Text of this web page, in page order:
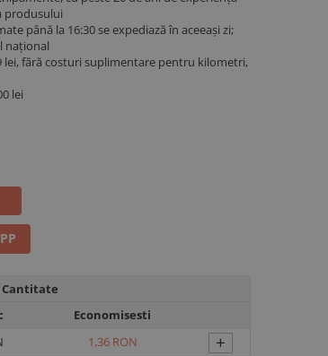
produsului
până la 16:30 se expediază în aceeași zi;
național
lei, fără costuri suplimentare pentru kilometri,
lei
Cantitate
Economisesti
1,36 RON +